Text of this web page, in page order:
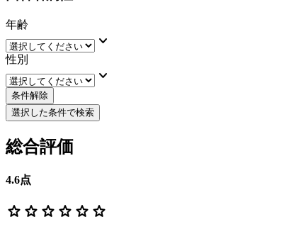
年齢
keyboard_arrow_down
性別
keyboard_arrow_down
条件解除
選択した条件で検索
総合評価
4.6点
star star star star star star